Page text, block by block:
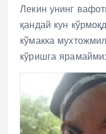
Лекин унинг
қандай кун
кўмакка
кўришга
i
d
e